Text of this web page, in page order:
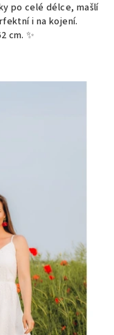
po celé délce, mašlí
i na kojení.
cm. ✨